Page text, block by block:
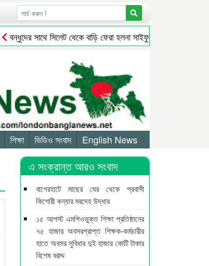
বন্ধুদের সাথে সিলেট থেকে বাড়ি ফেরা হলনা সাইফুলের
শিক্ষা ভিডিও সংবাদ English News
এ সংক্রান্ত আরও সংবাদ
বাগেরহাটে মাছের ঘের থেকে প্রবাসী
কিশোরী কন্যার মরদেহ উদ্ধার
১৫ আগস্ট এমপিওভুক্ত শিক্ষা প্রতিষ্ঠানের
৭৫ হাজার অবসরপ্রাপ্ত শিক্ষক-কর্মচারীর
হাতে অবসর সুবিধার দুই হাজার কোটি টাকার
বিশেষ বরাদ্দ